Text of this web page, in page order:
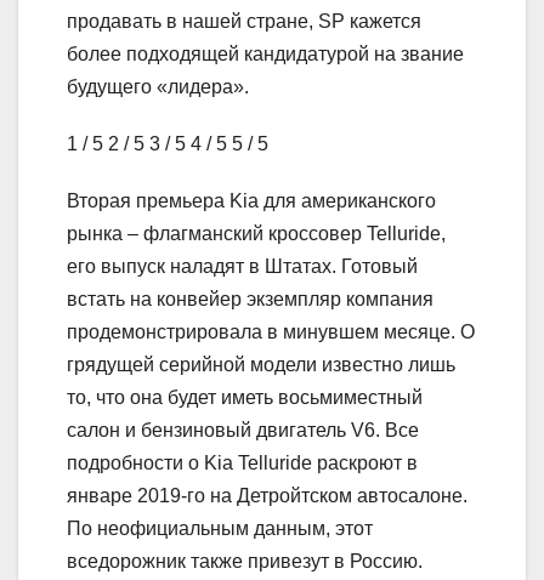
продавать в нашей стране, SP кажется
более подходящей кандидатурой на звание
будущего «лидера».
1 / 5 2 / 5 3 / 5 4 / 5 5 / 5
Вторая премьера Kia для американского
рынка – флагманский кроссовер Telluride,
его выпуск наладят в Штатах. Готовый
встать на конвейер экземпляр компания
продемонстрировала в минувшем месяце. О
грядущей серийной модели известно лишь
то, что она будет иметь восьмиместный
салон и бензиновый двигатель V6. Все
подробности о Kia Telluride раскроют в
январе 2019-го на Детройтском автосалоне.
По неофициальным данным, этот
вседорожник также привезут в Россию.